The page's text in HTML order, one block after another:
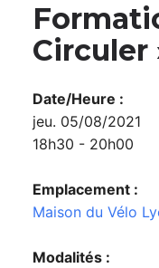
Circuler
Date/Heure :
jeu. 05/08/2021
18h30 - 20h00
Emplacement :
Maison du Vélo
Modalités :